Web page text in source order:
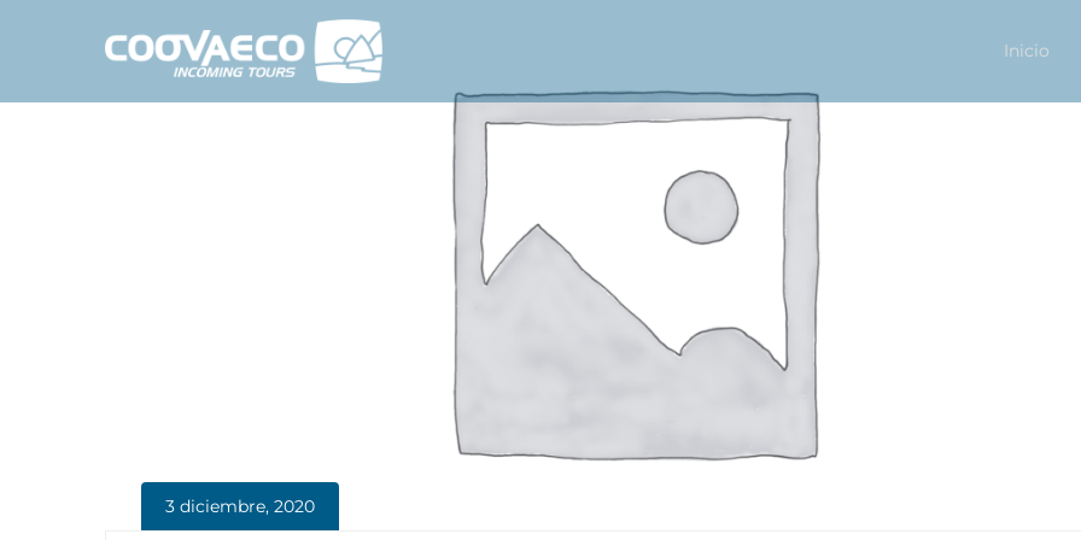
Primary
Inicio
3 diciembre, 2020